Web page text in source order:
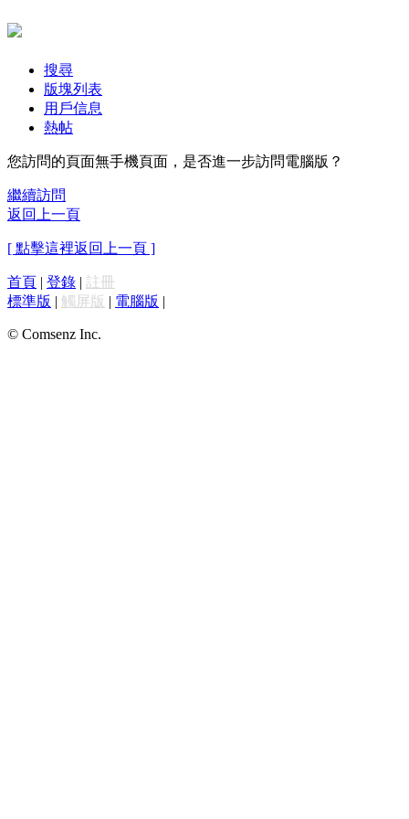
搜尋
版塊列表
用戶信息
熱帖
您訪問的頁面無手機頁面，是否進一步訪問電腦版？
繼續訪問
返回上一頁
[ 點擊這裡返回上一頁 ]
首頁 | 登錄 | 註冊
標準版 | 觸屏版 | 電腦版 |
© Comsenz Inc.